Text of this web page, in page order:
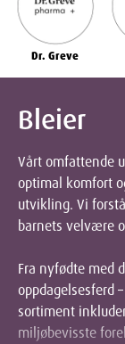
Dr. Greve
Bleier
Vårt omfattende
optimal komfort
utvikling. Vi
barnets velvære
Fra nyfødte med
oppdagelsesferd
sortiment
miljøbevisste